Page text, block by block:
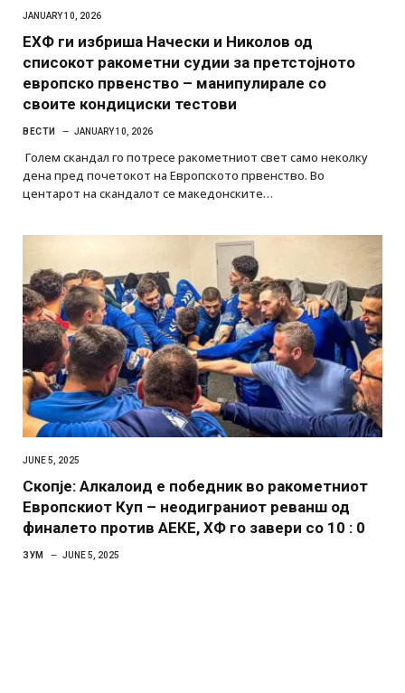
JANUARY 10, 2026
ЕХФ ги избриша Начески и Николов од
списокот ракометни судии за претстојното
европско првенство – манипулирале со
своите кондициски тестови
ВЕСТИ JANUARY 10, 2026
Голем скандал го потресе ракометниот свет само неколку
дена пред почетокот на Европското првенство. Во
центарот на скандалот се македонските…
JUNE 5, 2025
Скопје: Алкалоид е победник во ракометниот
Европскиот Куп – неодиграниот реванш од
финалето против АЕКЕ, ХФ го завери со 10 : 0
ЗУМ JUNE 5, 2025